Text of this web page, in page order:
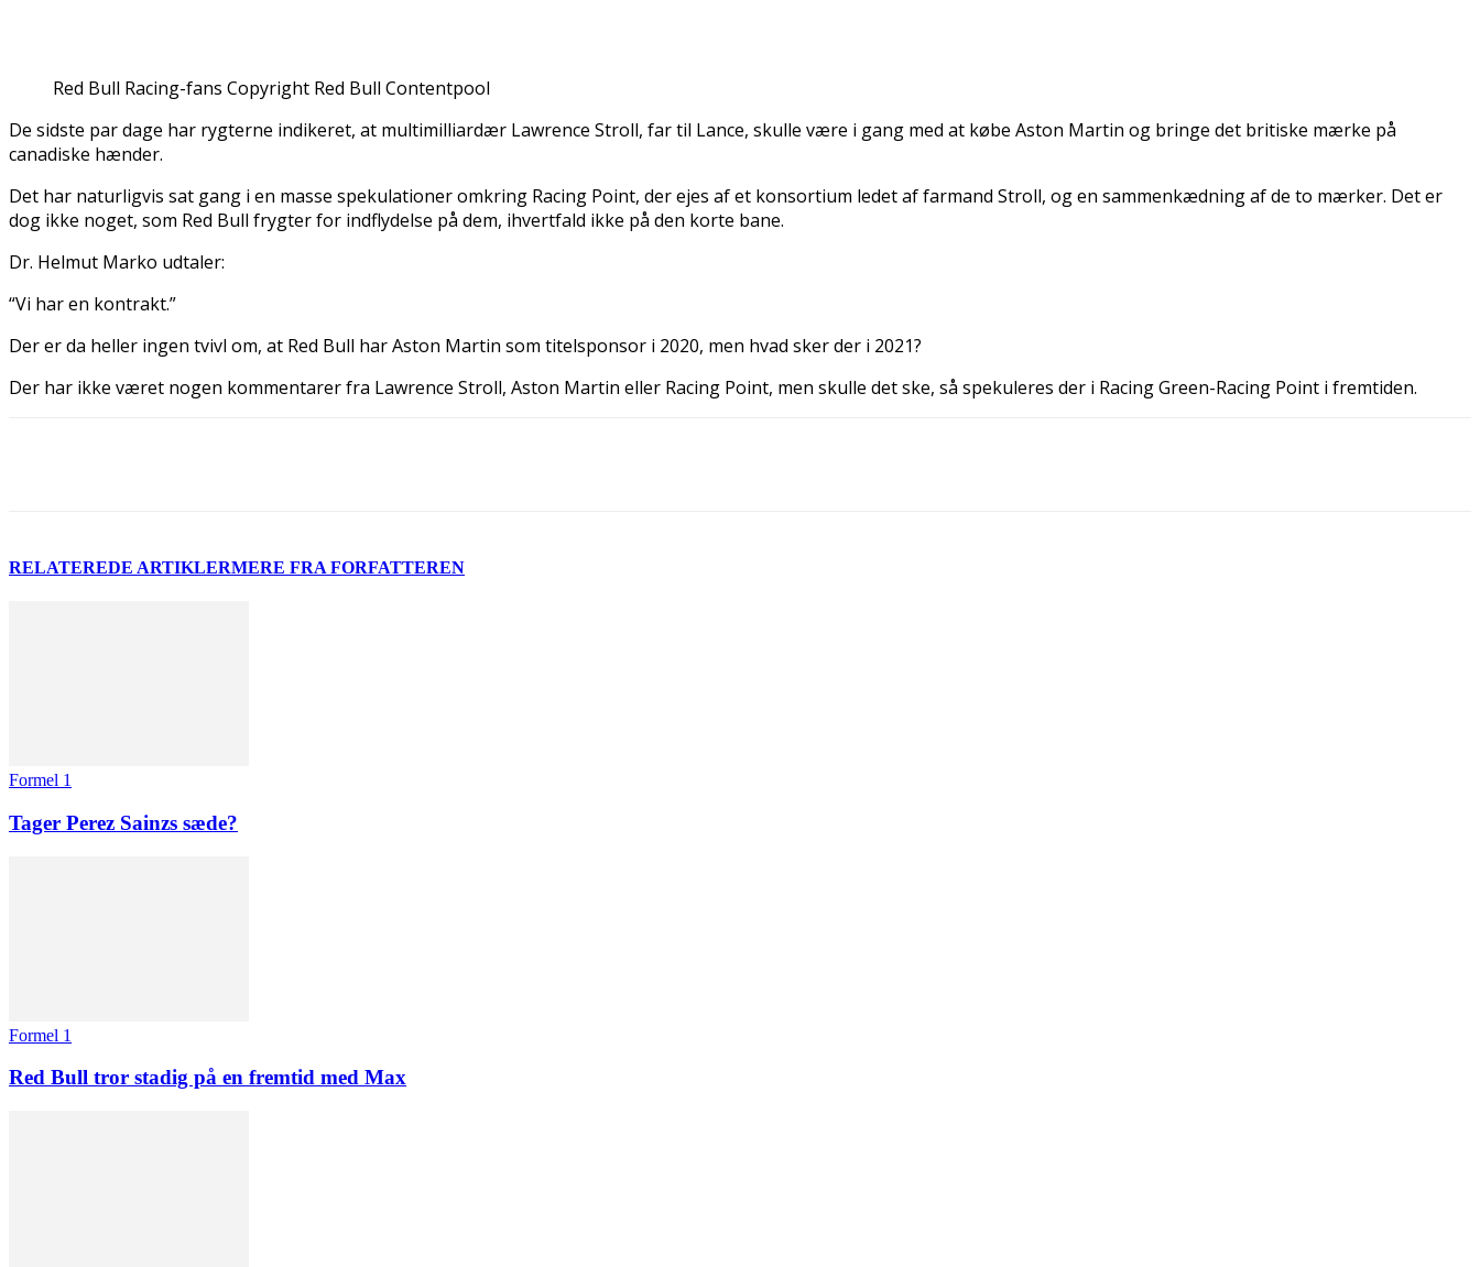
Red Bull Racing-fans Copyright Red Bull Contentpool
De sidste par dage har rygterne indikeret, at multimilliardær Lawrence Stroll, far til Lance, skulle være i gang med at købe Aston Martin og bringe det britiske mærke på
canadiske hænder.
Det har naturligvis sat gang i en masse spekulationer omkring Racing Point, der ejes af et konsortium ledet af farmand Stroll, og en sammenkædning af de to mærker. Det er
dog ikke noget, som Red Bull frygter for indflydelse på dem, ihvertfald ikke på den korte bane.
Dr. Helmut Marko udtaler:
“Vi har en kontrakt.”
Der er da heller ingen tvivl om, at Red Bull har Aston Martin som titelsponsor i 2020, men hvad sker der i 2021?
Der har ikke været nogen kommentarer fra Lawrence Stroll, Aston Martin eller Racing Point, men skulle det ske, så spekuleres der i Racing Green-Racing Point i fremtiden.
RELATEREDE ARTIKLERMERE FRA FORFATTEREN
Formel 1
Tager Perez Sainzs sæde?
Formel 1
Red Bull tror stadig på en fremtid med Max